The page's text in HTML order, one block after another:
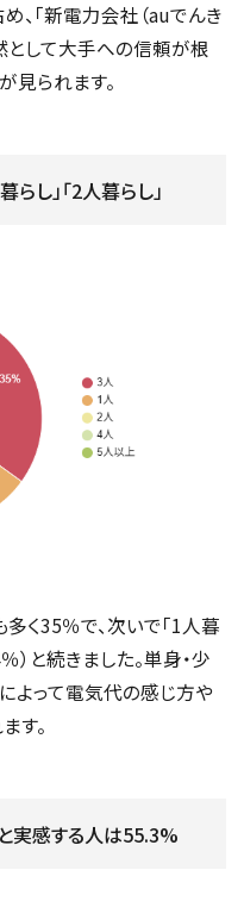
、「新電力会社（auでんき
として大手への信頼が根
見られます。
らし」「2人暮らし」
く35％で、次いで「1人暮
％）と続きました。単身・少
よって電気代の感じ方や
す。
実感する人は55.3%